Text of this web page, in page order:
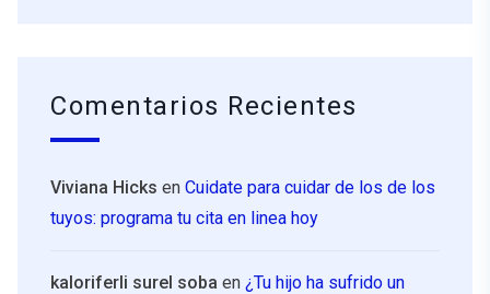
Comentarios Recientes
Viviana Hicks en Cuidate para cuidar de los de los
tuyos: programa tu cita en linea hoy
kaloriferli surel soba en ¿Tu hijo ha sufrido un